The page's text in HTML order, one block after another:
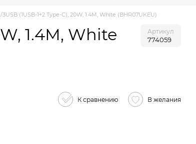
(1USB-1+2 Type-C), 20W, 1.4М, White (BHR07UKEU)
1.4М, White
Артикул
774059
К сравнению В желания